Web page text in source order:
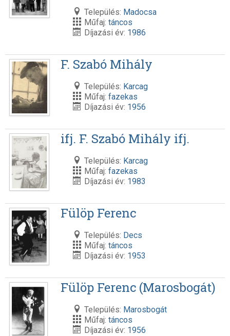
Település: Madocsa
Műfaj: táncos
Díjazási év: 1986
F. Szabó Mihály
Település: Karcag
Műfaj: fazekas
Díjazási év: 1956
ifj. F. Szabó Mihály ifj.
Település: Karcag
Műfaj: fazekas
Díjazási év: 1983
Fülöp Ferenc
Település: Decs
Műfaj: táncos
Díjazási év: 1953
Fülöp Ferenc (Marosbogát)
Település: Marosbogát
Műfaj: táncos
Díjazási év: 1956